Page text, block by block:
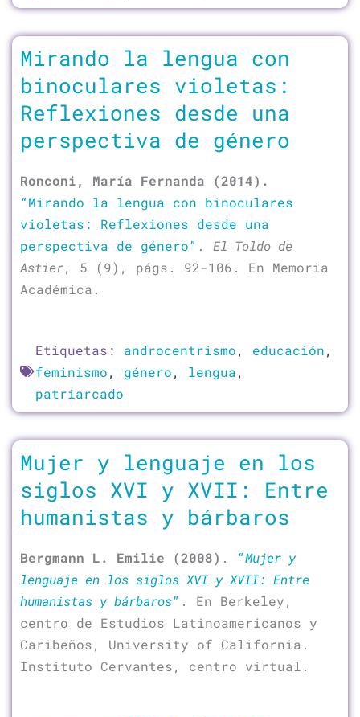
Mirando la lengua con
binoculares violetas:
Reflexiones desde una
perspectiva de género
Ronconi, María Fernanda (2014).
“Mirando la lengua con binoculares
violetas: Reflexiones desde una
perspectiva de género” . El Toldo de
Astier, 5 (9), págs. 92-106. En Memoria
Académica.
Etiquetas: androcentrismo, educación,
feminismo, género, lengua,
patriarcado
Mujer y lenguaje en los
siglos XVI y XVII: Entre
humanistas y bárbaros
Bergmann L. Emilie (2008) . “Mujer y
lenguaje en los siglos XVI y XVII: Entre
humanistas y bárbaros” . En Berkeley,
centro de Estudios Latinoamericanos y
Caribeños, University of California.
Instituto Cervantes, centro virtual.